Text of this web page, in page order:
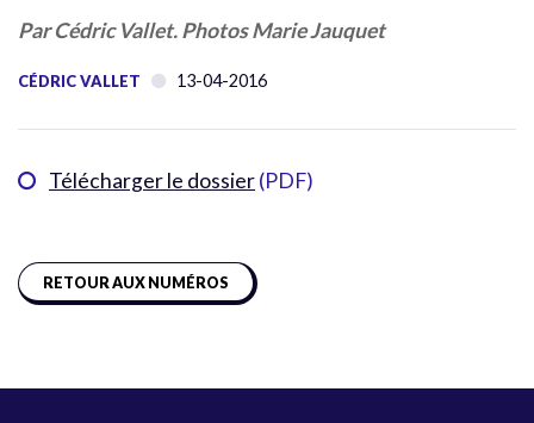
Par Cédric Vallet. Photos Marie Jauquet
CÉDRIC VALLET 13-04-2016
Télécharger le dossier(PDF)
RETOUR AUX NUMÉROS